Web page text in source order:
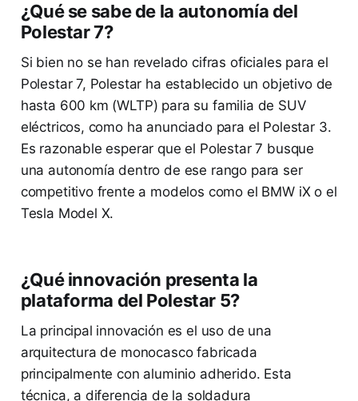
¿Qué se sabe de la autonomía del
Polestar 7?
Si bien no se han revelado cifras oficiales para el
Polestar 7, Polestar ha establecido un objetivo de
hasta 600 km (WLTP) para su familia de SUV
eléctricos, como ha anunciado para el Polestar 3.
Es razonable esperar que el Polestar 7 busque
una autonomía dentro de ese rango para ser
competitivo frente a modelos como el BMW iX o el
Tesla Model X.
¿Qué innovación presenta la
plataforma del Polestar 5?
La principal innovación es el uso de una
arquitectura de monocasco fabricada
principalmente con aluminio adherido. Esta
técnica, a diferencia de la soldadura